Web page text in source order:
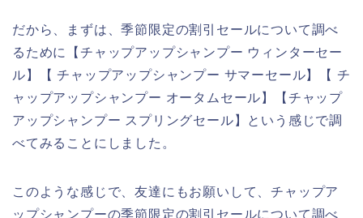
だから、まずは、季節限定の割引セールについて調べ
るために【チャップアップシャンプー ウィンターセー
ル】【 チャップアップシャンプー サマーセール】【 チ
ャップアップシャンプー オータムセール】【チャップ
アップシャンプー スプリングセール】という感じで調
べてみることにしました。
このような感じで、友達にもお願いして、チャップア
ップシャンプーの季節限定の割引セールについて調べ